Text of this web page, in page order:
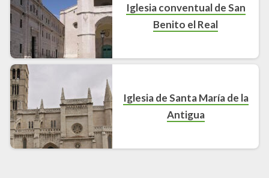
Iglesia conventual de San
Benito el Real
Iglesia de Santa María de la
Antigua